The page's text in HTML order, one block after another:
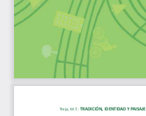
Trejo, M.T.: TRADICIÓN, IDENTIDAD Y